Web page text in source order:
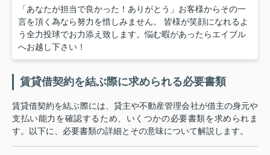
「あなたが担当で良かった！ありがとう」お客様からその一
言を頂く為なら努力を惜しみません。 皆様が笑顔になれるよ
う全力投球でお力添え致します。悩む暇があったらエイブル
へお越し下さい！
賃貸借契約を結ぶ際に求められる必要書類
賃貸借契約を結ぶ際には、貸主や不動産管理会社が借主の身元や
支払い能力を確認するため、いくつかの必要書類を求められま
す。以下に、必要書類の詳細とその意味について解説します。